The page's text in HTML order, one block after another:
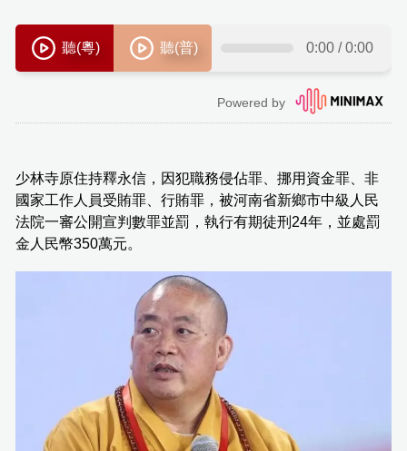
少林寺原住持釋永信，因犯職務侵佔罪、挪用資金罪、非
國家工作人員受賄罪、行賄罪，被河南省新鄉市中級人民
法院一審公開宣判數罪並罰，執行有期徒刑24年，並處罰
金人民幣350萬元。